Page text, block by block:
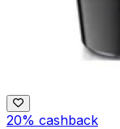
20% cashback